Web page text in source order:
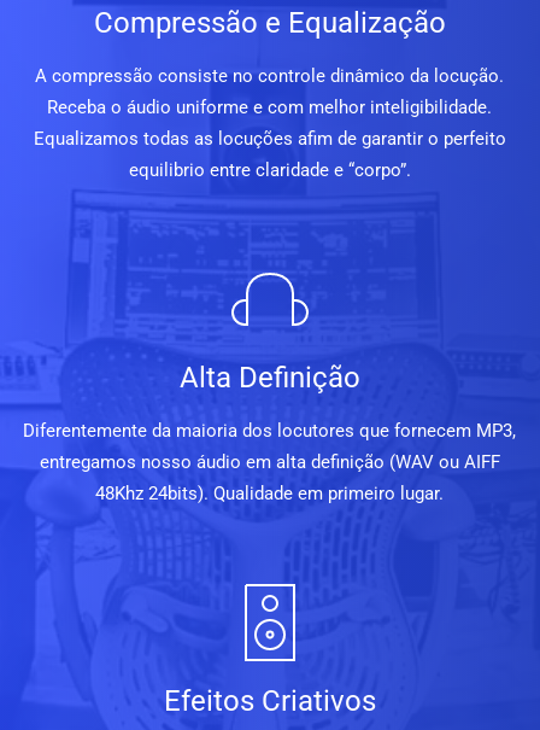
Compressão e Equalização
A compressão consiste no controle dinâmico da locução.
Receba o áudio uniforme e com melhor inteligibilidade.
Equalizamos todas as locuções afim de garantir o perfeito
equilibrio entre claridade e “corpo”.
Alta Definição
Diferentemente da maioria dos locutores que fornecem MP3,
entregamos nosso áudio em alta definição (WAV ou AIFF
48Khz 24bits). Qualidade em primeiro lugar.
Efeitos Criativos